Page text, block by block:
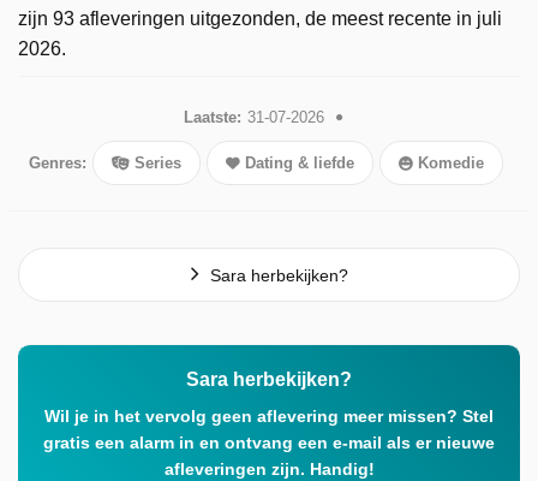
zijn 93 afleveringen uitgezonden, de meest recente in juli
2026.
Laatste: 31-07-2026
Genres: Series Dating & liefde Komedie
Sara herbekijken?
Sara herbekijken?
Wil je in het vervolg geen aflevering meer missen? Stel
gratis een alarm in en ontvang een e-mail als er nieuwe
afleveringen zijn. Handig!